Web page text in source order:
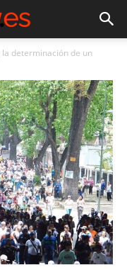
determinación de un